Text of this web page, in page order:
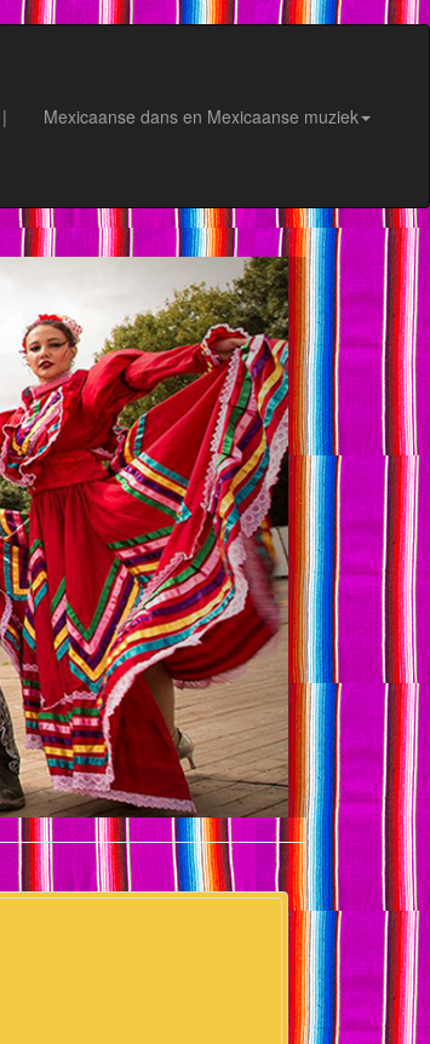
| Mexicaanse dans en Mexicaanse muziek